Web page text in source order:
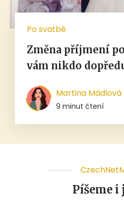
Po svatbě
Změna příjmení
vám nikdo
Martina Mádlová
9 minut čtení
Píšeme i